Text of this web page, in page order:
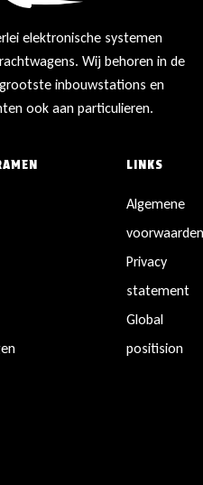
elektronische systemen
Wij behoren in de
inbouwstations en
ook aan particulieren.
LINKS
Algemene
Privacy
statement
Global
positision